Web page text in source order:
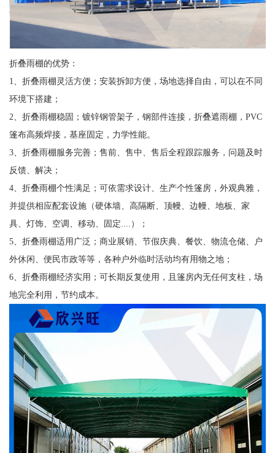
折叠雨棚的优势：
1、折叠雨棚灵活方便；安装拆卸方便，场地选择自由，可以在不同
环境下搭建；
2、折叠雨棚稳固；镀锌钢管架子，钢部件连接，折叠遮雨棚，PVC
篷布高频焊接，基座固定，力学性能。
3、折叠雨棚服务完善；售前、售中、售后全程跟踪服务，问题及时
反馈、解决；
4、折叠雨棚个性满足；可依需求设计、生产个性篷房，外观典雅，
并提供相应配套设施（硬体墙、高隔断、顶幔、边幔、地板、家
具、灯饰、空调、移动、固定....）；
5、折叠雨棚适用广泛；商业展销、节假庆典、餐饮、物流仓储、户
外休闲、便民市政等等，各种户外临时活动均有用物之地；
6、折叠雨棚经济实用；可长期反复使用，且篷房内无任何支柱，场
地完全利用，节约成本。